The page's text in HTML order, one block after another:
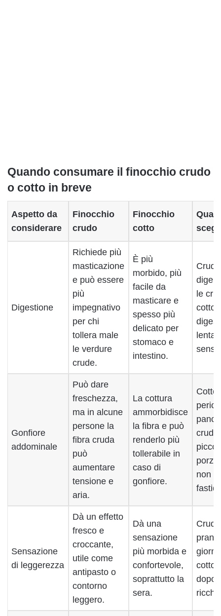
Quando consumare il finocchio crudo
o cotto in breve
Aspetto da
considerare
Finocchio
crudo
Finocchio
cotto
Digestione
Richiede più
masticazione
e può essere
più
impegnativo
per chi
tollera male
le verdure
crude.
È più
morbido, più
facile da
masticare e
spesso più
delicato per
stomaco e
intestino.
le
cotto
lenta
Gonfiore
addominale
Può dare
freschezza,
ma in alcune
persone la
fibra cruda
può
aumentare
tensione e
aria.
La cottura
ammorbidisce
la fibra e può
renderlo più
tollerabile in
caso di
gonfiore.
Cotto
crudo
non
Sensazione
di leggerezza
Dà un effetto
fresco e
croccante,
utile come
antipasto o
contorno
leggero.
Dà una
sensazione
più morbida e
confortevole,
soprattutto la
sera.
cotto
dopo
ricchi.